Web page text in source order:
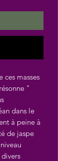
ces masses
"
dans le
à peine à
de jaspe